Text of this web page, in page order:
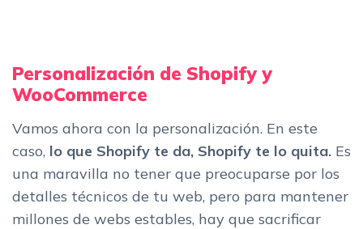
Personalización de Shopify y
WooCommerce
Vamos ahora con la personalización. En este
caso, lo que Shopify te da, Shopify te lo quita. Es
una maravilla no tener que preocuparse por los
detalles técnicos de tu web, pero para mantener
millones de webs estables, hay que sacrificar